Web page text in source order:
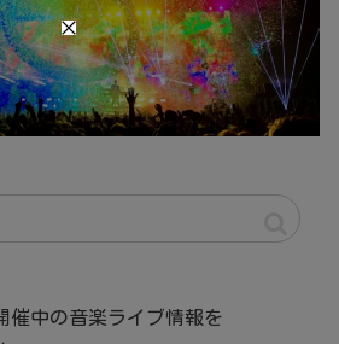
催中の音楽ライブ情報を